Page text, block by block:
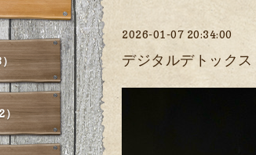
2026-01-07 20:34:00
デジタルデトックス
）